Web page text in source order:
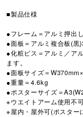
■製品仕様
●フレーム＝アルミ押出
●面板＝アルミ複合板(黒
●化粧ビス＝アルミ／ア
ます。
●面板サイズ＝
●重量＝4.6kg
●ポスターサイズ＝
※ウエイトアーム使用不
※屋内・屋外可(ポスター